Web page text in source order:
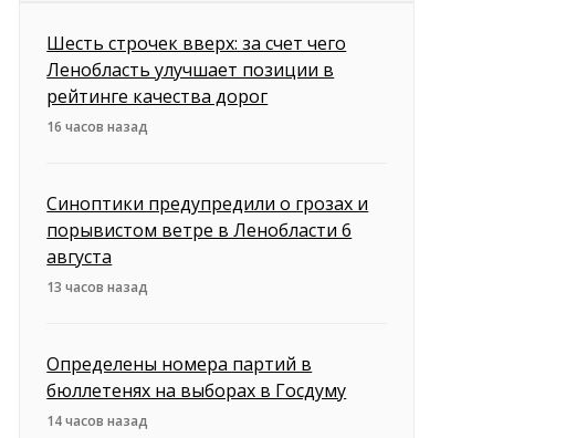
Шесть строчек вверх: за счет чего
Ленобласть улучшает позиции в
рейтинге качества дорог
16 часов назад
Синоптики предупредили о грозах и
порывистом ветре в Ленобласти 6
августа
13 часов назад
Определены номера партий в
бюллетенях на выборах в Госдуму
14 часов назад